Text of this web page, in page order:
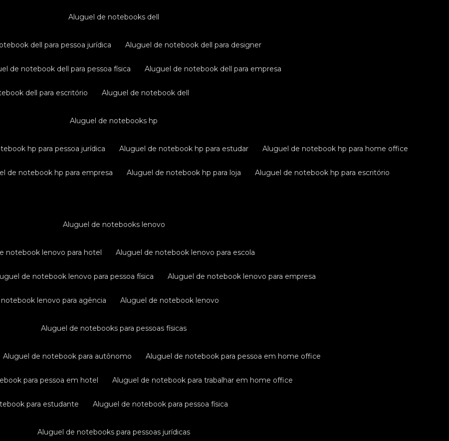
aluguel de notebooks dell
dell para pessoa jurídica aluguel de notebook dell para designer
de notebook dell para pessoa física aluguel de notebook dell para empresa
dell para escritório aluguel de notebook dell
aluguel de notebooks hp
hp para pessoa jurídica aluguel de notebook hp para estudar aluguel de notebook hp para home office
de notebook hp para empresa aluguel de notebook hp para loja aluguel de notebook hp para escritório
aluguel de notebooks lenovo
notebook lenovo para hotel aluguel de notebook lenovo para escola
de notebook lenovo para pessoa física aluguel de notebook lenovo para empresa
notebook lenovo para agência aluguel de notebook lenovo
aluguel de notebooks para pessoas físicas
aluguel de notebook para autônomo aluguel de notebook para pessoa em home office
para pessoa em hotel aluguel de notebook para trabalhar em home office
para estudante aluguel de notebook para pessoa física
aluguel de notebooks para pessoas jurídicas